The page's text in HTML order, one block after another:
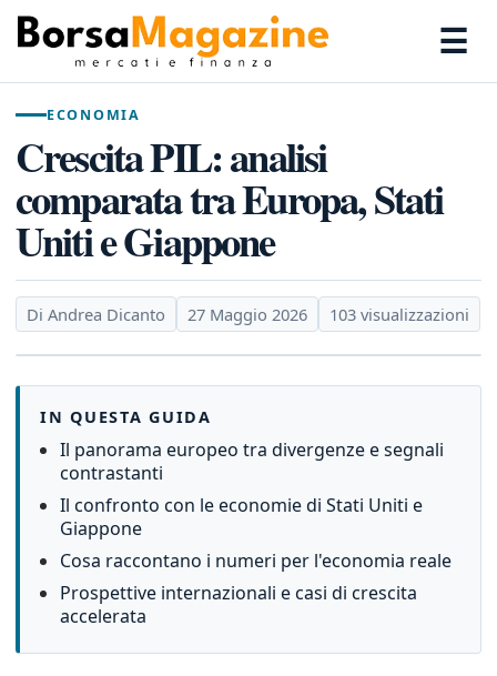
☰
ECONOMIA
Crescita PIL: analisi
comparata tra Europa, Stati
Uniti e Giappone
Di Andrea Dicanto 27 Maggio 2026 103 visualizzazioni
IN QUESTA GUIDA
Il panorama europeo tra divergenze e segnali
contrastanti
Il confronto con le economie di Stati Uniti e
Giappone
Cosa raccontano i numeri per l'economia reale
Prospettive internazionali e casi di crescita
accelerata